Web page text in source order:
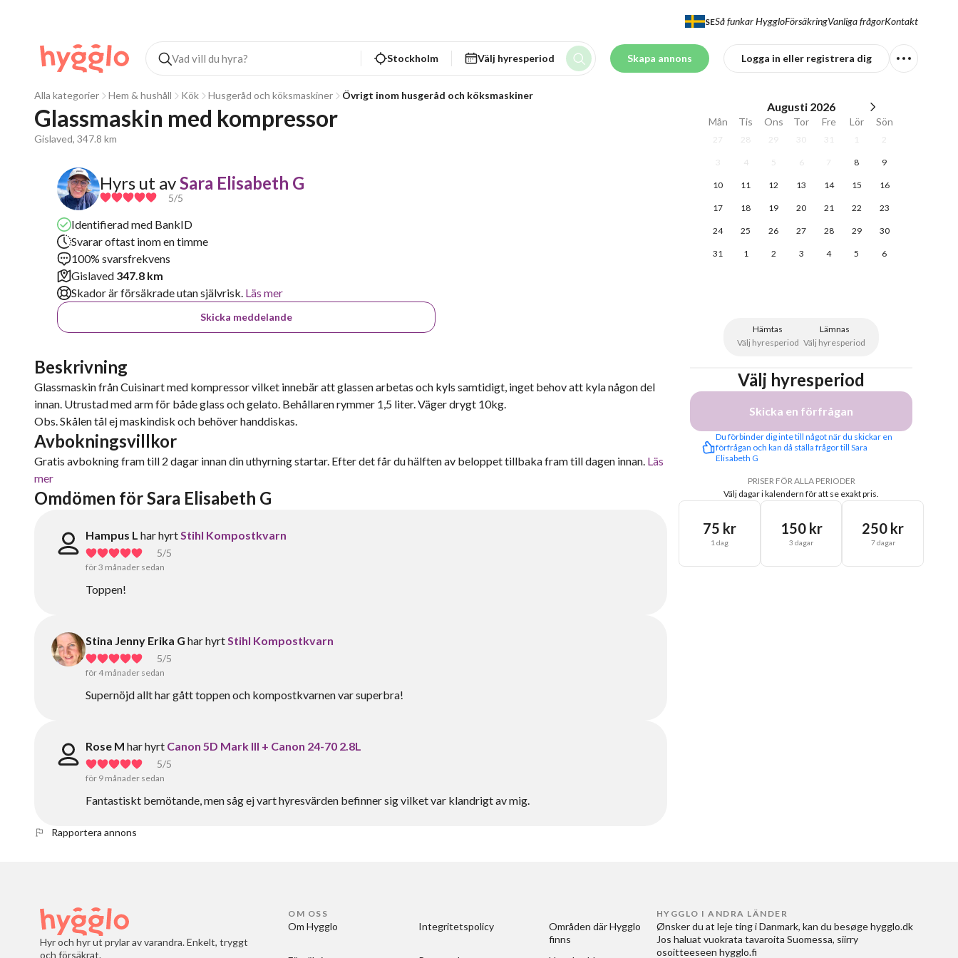
SESå funkar HyggloFörsäkringVanliga frågorKontakt
Stockholm Välj hyresperiod Skapa annons Logga in eller registrera dig
Alla kategorier Hem & hushåll Kök Husgeråd och köksmaskiner Övrigt inom husgeråd och köksmaskiner
Glassmaskin med kompressor
Gislaved, 347.8 km
Hyrs ut avSara Elisabeth G
5/5
Identifierad med BankID
Svarar oftast inom en timme
100% svarsfrekvens
Gislaved 347.8 km
Skador är försäkrade utan självrisk. Läs mer
Skicka meddelande
Beskrivning
Glassmaskin från Cuisinart med kompressor vilket innebär att glassen arbetas och kyls samtidigt, inget behov att kyla någon del
innan. Utrustad med arm för både glass och gelato. Behållaren rymmer 1,5 liter. Väger drygt 10kg.
Obs. Skålen tål ej maskindisk och behöver handdiskas.
Avbokningsvillkor
Gratis avbokning fram till 2 dagar innan din uthyrning startar. Efter det får du hälften av beloppet tillbaka fram till dagen innan. Läs
mer
Omdömen för Sara Elisabeth G
Hampus L har hyrtStihl Kompostkvarn
5/5
för 3 månader sedan
Toppen!
Stina Jenny Erika G har hyrtStihl Kompostkvarn
5/5
för 4 månader sedan
Supernöjd allt har gått toppen och kompostkvarnen var superbra!
Rose M har hyrt Canon 5D Mark III + Canon 24-70 2.8L
5/5
för 9 månader sedan
Fantastiskt bemötande, men såg ej vart hyresvärden befinner sig vilket var klandrigt av mig.
Augusti 2026
Mån Tis Ons Tor Fre Lör Sön
27 28 29 30 31 1 2
3 4 5 6 7 8 9
10 11 12 13 14 15 16
17 18 19 20 21 22 23
24 25 26 27 28 29 30
31 1 2 3 4 5 6
Hämtas
Välj hyresperiod
Lämnas
Välj hyresperiod
Välj hyresperiod
Skicka en förfrågan
Du förbinder dig inte till något när du skickar en
förfrågan och kan då ställa frågor till Sara
Elisabeth G
PRISER FÖR ALLA PERIODER
Välj dagar i kalendern för att se exakt pris.
75 kr
1 dag
150 kr
3 dagar
250 kr
7 dagar
Rapportera annons
Hyr och hyr ut prylar av varandra. Enkelt, tryggt
och försäkrat.
OM OSS
Om Hygglo Integritetspolicy
Områden där Hygglo
finns
HYGGLO I ANDRA LÄNDER
Ønsker du at leje ting i Danmark, kan du besøge hygglo.dk
Jos haluat vuokrata tavaroita Suomessa, siirry
osoitteeseen hygglo.fi